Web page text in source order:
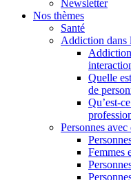
Newsletter
Nos thèmes
Santé
Addiction dans
Quelle
de
Qu’est-
Personnes
Femmes